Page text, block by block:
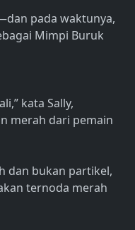
pada waktunya,
Mimpi Buruk
kata Sally,
merah dari pemain
dan bukan partikel,
ternoda merah